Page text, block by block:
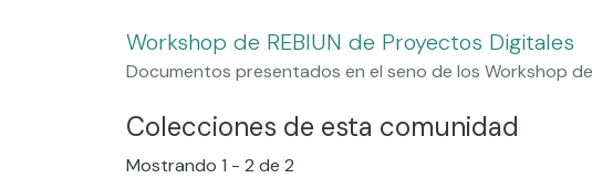
Workshop de REBIUN de Proyectos Digitales
Documentos presentados en el seno de los Workshop de
Colecciones de esta comunidad
Mostrando 1 - 2 de 2